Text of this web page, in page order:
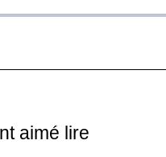
aimé lire